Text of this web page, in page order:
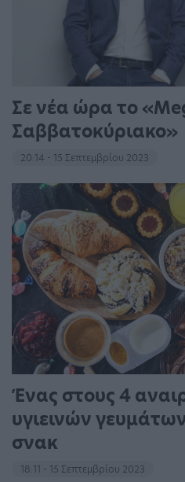
Σε νέα ώρα το
Σαββατοκύριακο»
20:14 - 15 Σεπτεμβρίου 2023
Ένας στους 4
υγιεινών
σνακ
18:11 - 15 Σεπτεμβρίου 2023